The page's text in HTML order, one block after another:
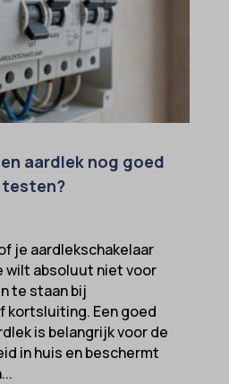
aardlek nog goed
je aardlekschakelaar
wilt absoluut niet voor
te staan bij
Een goed
is belangrijk voor de
in huis en beschermt